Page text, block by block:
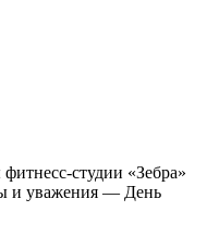
студии «Зебра»
и уважения — День